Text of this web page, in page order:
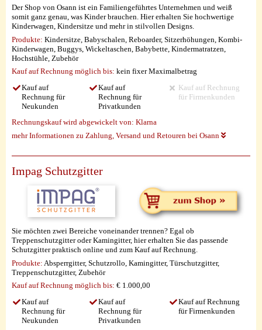
Der Shop von Osann ist ein Familiengeführtes Unternehmen und weiß
somit ganz genau, was Kinder brauchen. Hier erhalten Sie hochwertige
Kinderwagen, Kindersitze und mehr in stilvollen Designs.
Produkte: Kindersitze, Babyschalen, Reboarder, Sitzerhöhungen, Kombi-
Kinderwagen, Buggys, Wickeltaschen, Babybette, Kindermatratzen,
Hochstühle, Zubehör
Kauf auf Rechnung möglich bis: kein fixer Maximalbetrag
Kauf auf
Rechnung für
Neukunden
Kauf auf
Rechnung für
Privatkunden
Kauf auf Rechnung
für Firmenkunden
Rechnungskauf wird abgewickelt von: Klarna
mehr Informationen zu Zahlung, Versand und Retouren bei Osann
Impag Schutzgitter
Sie möchten zwei Bereiche voneinander trennen? Egal ob
Treppenschutzgitter oder Kamingitter, hier erhalten Sie das passende
Schutzgitter praktisch online und zum Kauf auf Rechnung.
Produkte: Absperrgitter, Schutzrollo, Kamingitter, Türschutzgitter,
Treppenschutzgitter, Zubehör
Kauf auf Rechnung möglich bis: € 1.000,00
Kauf auf
Rechnung für
Neukunden
Kauf auf
Rechnung für
Privatkunden
Kauf auf Rechnung
für Firmenkunden